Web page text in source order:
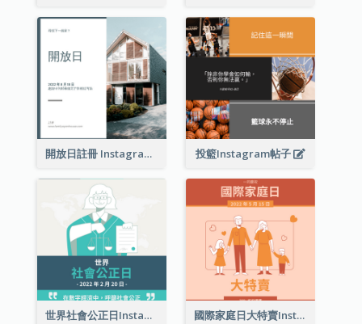
開放日註冊 Instagram 帖子 投籃Instagram帖子
世界社會公正日Instagram帖子 國際家庭日大特賣Instagram帖子